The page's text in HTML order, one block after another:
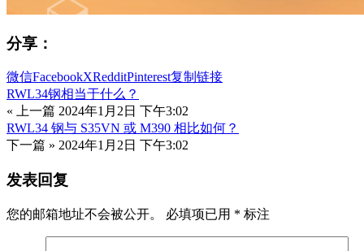
分享：
微信FacebookXRedditPinterest复制链接
RWL34钢相当于什么？
« 上一篇 2024年1月2日 下午3:02
RWL34 钢与 S35VN 或 M390 相比如何？
下一篇 » 2024年1月2日 下午3:02
发表回复
您的邮箱地址不会被公开。 必填项已用 * 标注